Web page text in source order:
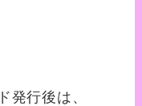
発行後は、